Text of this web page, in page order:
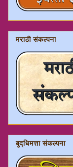
मराठी संकल्पना
बुद्धिमत्ता संकल्पना